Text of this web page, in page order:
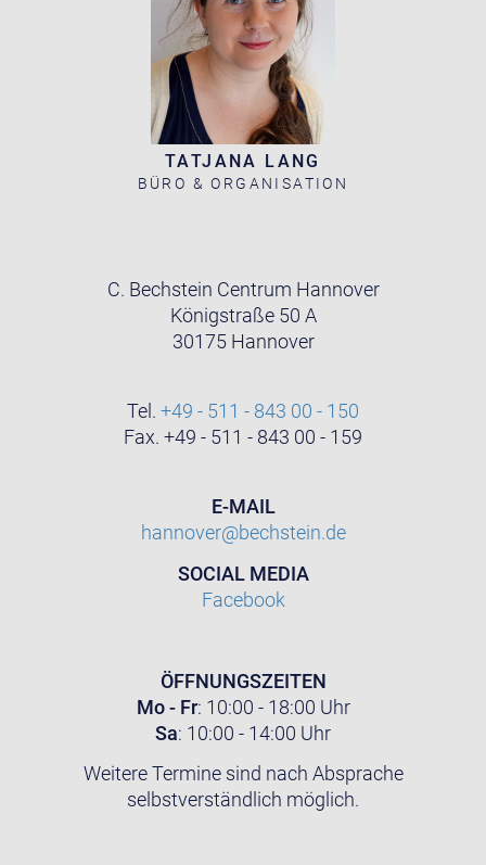
TATJANA LANG
BÜRO & ORGANISATION
C. Bechstein Centrum Hannover
Königstraße 50 A
30175 Hannover
Tel. +49 - 511 - 843 00 - 150
Fax. +49 - 511 - 843 00 - 159
E-MAIL
hannover@bechstein.de
SOCIAL MEDIA
Facebook
ÖFFNUNGSZEITEN
Mo - Fr: 10:00 - 18:00 Uhr
Sa: 10:00 - 14:00 Uhr
Weitere Termine sind nach Absprache
selbstverständlich möglich.